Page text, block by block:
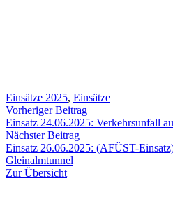
Einsätze 2025, Einsätze
Beitragsnavigation
Vorheriger BeitragVorheriger
Beitrag:
Einsatz 24.06.2025: Verkehrsunfall
Nächster BeitragNächster
Beitrag:
Einsatz 26.06.2025: (AFÜST-
Gleinalmtunnel
Zur Übersicht